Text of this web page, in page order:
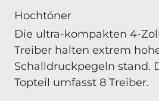
Hochtöner
Die ultra-kompakten 4-
Treiber halten extrem
Schalldruckpegeln stand.
Topteil umfasst 8 Treiber.